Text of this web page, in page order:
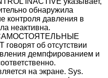
обнаружила
контроля давления в
неактивна.
об отсутствии
демпфированием и
на экране. Sys.